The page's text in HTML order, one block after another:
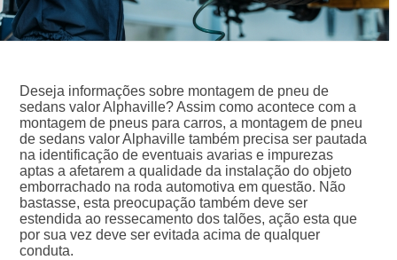
Deseja informações sobre montagem de pneu de
sedans valor Alphaville? Assim como acontece com a
montagem de pneus para carros, a montagem de pneu
de sedans valor Alphaville também precisa ser pautada
na identificação de eventuais avarias e impurezas
aptas a afetarem a qualidade da instalação do objeto
emborrachado na roda automotiva em questão. Não
bastasse, esta preocupação também deve ser
estendida ao ressecamento dos talões, ação esta que
por sua vez deve ser evitada acima de qualquer
conduta.